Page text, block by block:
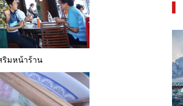
ริมหน้าร้าน